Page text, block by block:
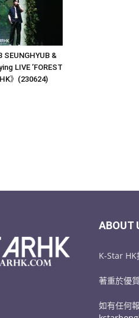
SEUNGHYUB &
LIVE ’FOREST
HK》(230624)
ABOUT
K-Star
著重於優
如有任何